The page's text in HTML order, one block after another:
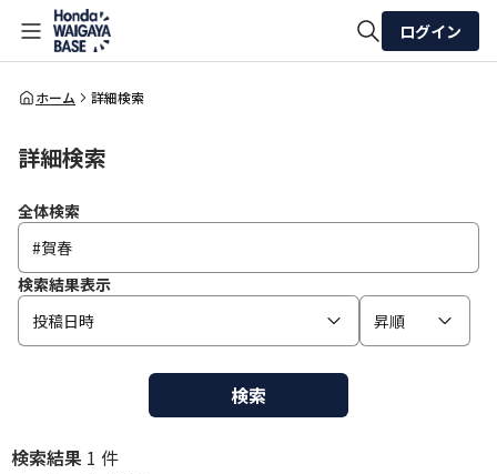
全体検索
ログイン
ホーム 詳細検索
詳細検索
全体検索
検索結果表示
投稿日時
昇順
検索
検索結果 1 件